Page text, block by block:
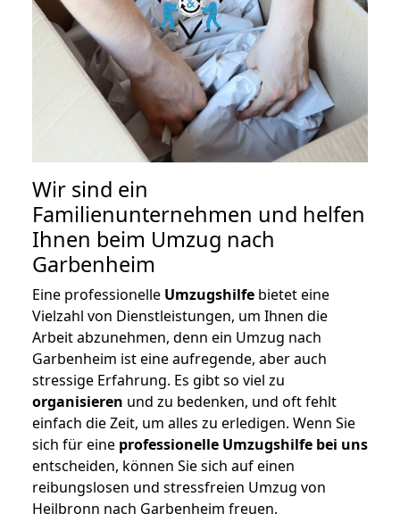
Wir sind ein
Familienunternehmen und helfen
Ihnen beim Umzug nach
Garbenheim
Eine professionelle Umzugshilfe bietet eine
Vielzahl von Dienstleistungen, um Ihnen die
Arbeit abzunehmen, denn ein Umzug nach
Garbenheim ist eine aufregende, aber auch
stressige Erfahrung. Es gibt so viel zu
organisieren und zu bedenken, und oft fehlt
einfach die Zeit, um alles zu erledigen. Wenn Sie
sich für eine professionelle Umzugshilfe bei uns
entscheiden, können Sie sich auf einen
reibungslosen und stressfreien Umzug von
Heilbronn nach Garbenheim freuen.